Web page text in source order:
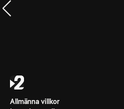
Allmänna villkor